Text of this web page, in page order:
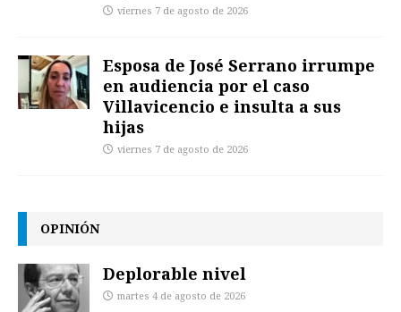
viernes 7 de agosto de 2026
Esposa de José Serrano irrumpe
en audiencia por el caso
Villavicencio e insulta a sus
hijas
viernes 7 de agosto de 2026
OPINIÓN
Deplorable nivel
martes 4 de agosto de 2026